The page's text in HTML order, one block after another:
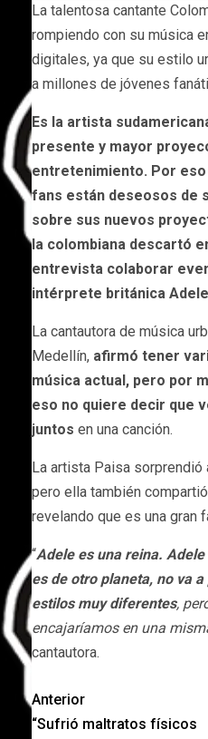
La talentosa cantante
rompiendo con su música
digitales, ya que su estilo
a millones de jóvenes
Es la artista
presente y mayor
entretenimiento. Por
fans están deseosos de
sobre sus nuevos
la colombiana descartó
entrevista colaborar
intérprete británica
La cantautora de música
Medellín, afirmó tener
música actual, pero por
eso no quiere decir que
juntos en una canción.
La artista Paisa
pero ella también
revelando que es una gran
“Adele es una reina.
es de otro planeta, no va
estilos muy diferentes,
encajaríamos en una
cantautora.
Anterior
“Sufrió maltratos físicos